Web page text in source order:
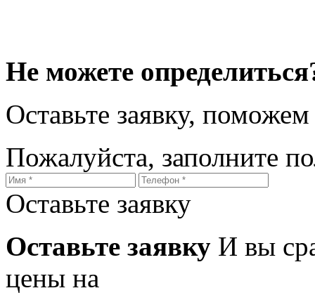
Не можете
Оставьте заявку,
Пожалуйста, заполните
Оставьте заявку
Оставьте заявку И вы
цены на